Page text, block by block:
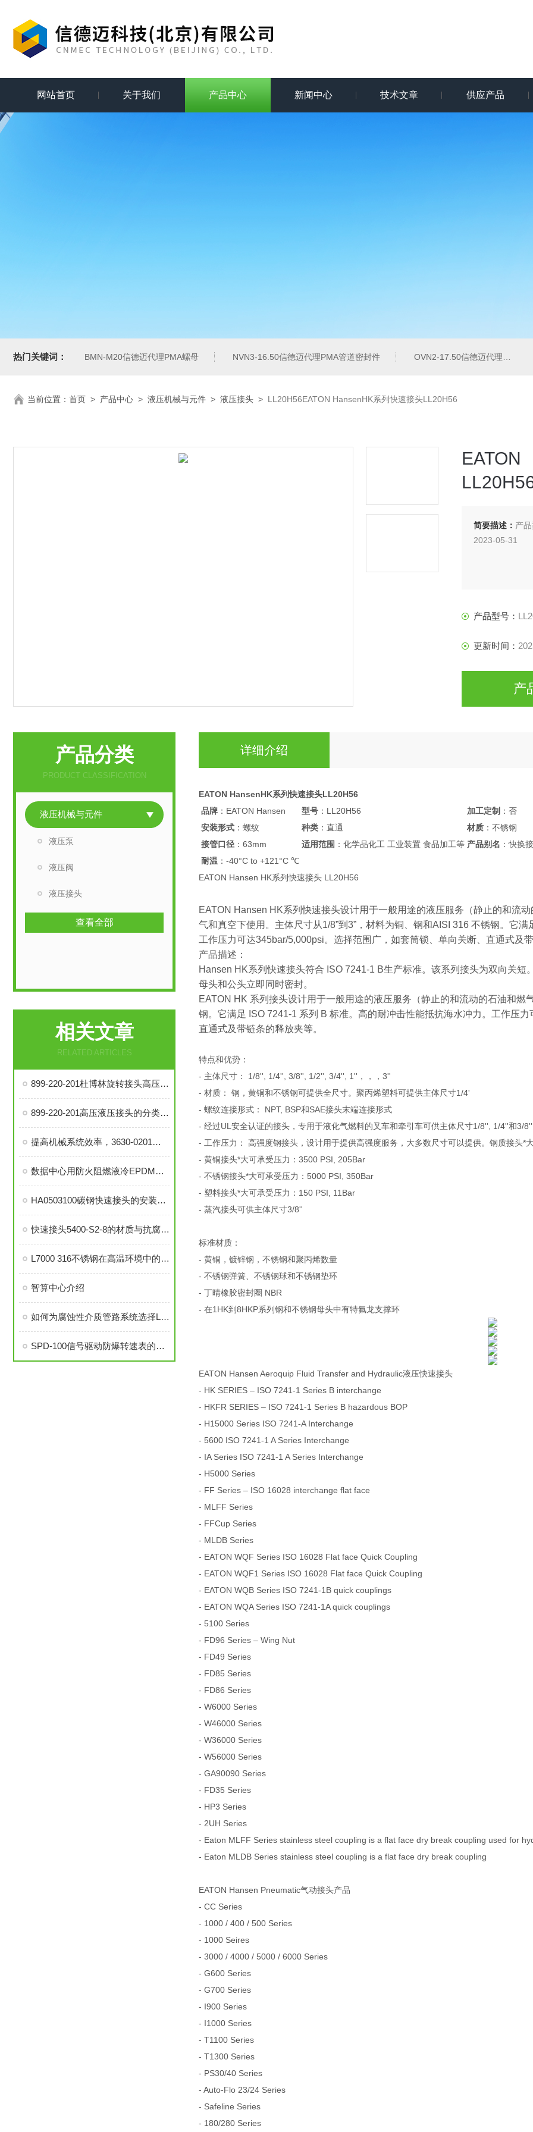
网站首页 关于我们 产品中心 新闻中心 技术文章 供应产品
热门关键词： BMN-M20信德迈代理PMA螺母 NVN3-16.50信德迈代理PMA管道密封件 OVN2-17.50信德迈代理PMA导管夹
当前位置： 首页 > 产品中心 > 液压机械与元件 > 液压接头 > LL20H56EATON HansenHK系列快速接头LL20H56
简要描述： 产
2023-05-31
产品型号：
更新时间：
产
产品分类
PRODUCT CLASSIFICATION
液压机械与元件
液压泵
液压阀
液压接头
查看全部
相关文章
RELATED ARTICLES
899-220-201杜博林旋转接头高压液压接头的安装、调试与维护技巧
899-220-201高压液压接头的分类和注意事项
提高机械系统效率，3630-0201旋转接头的优势分析
数据中心用防火阻燃液冷EPDM橡胶软管-UL94 V0认证
HA0503100碳钢快速接头的安装与维护指南
快速接头5400-S2-8的材质与抗腐蚀性探讨
L7000 316不锈钢在高温环境中的应用与性能分析
智算中心介绍
如何为腐蚀性介质管路系统选择L7000 316不锈钢部件？
SPD-100信号驱动防爆转速表的安装与调试步骤详解
详细介绍
EATON HansenHK系列快速接头LL20H56
品牌 ：EATON Hansen 型号 ：LL20H56 加工定制 ：否
安装形式 ：螺纹 种类 ：直通 材质 ：不锈钢
接管口径 ：63mm 适用范围 ：化学品化工 工业装置 食品加工等 产品别名 ：快换
耐温 ：-40°C to +121°C ℃
EATON Hansen HK系列快速接头 LL20H56
EATON Hansen HK系列快速接头设计用于一般用途的液压服务（静止的和流
气和真空下使用。主体尺寸从1/8”到3”，材料为铜、钢和AISI 316 不锈钢。它
工作压力可达345bar/5,000psi。选择范围广，如套筒锁、单向关断、直通式及带
产品描述：
Hansen HK系列快速接头符合 ISO 7241-1 B生产标准。该系列接头为双向关
母头和公头立即同时密封。
EATON HK 系列接头设计用于一般用途的液压服务（静止的和流动的石油和燃
钢。它满足 ISO 7241-1 系列 B 标准。高的耐冲击性能抵抗海水冲力。工作压
直通式及带链条的释放夹等。
特点和优势：
- 主体尺寸： 1/8'', 1/4'', 3/8'', 1/2'', 3/4'', 1''，，，3''
- 材质： 钢，黄铜和不锈钢可提供全尺寸。聚丙烯塑料可提供主体尺寸1/4'
- 螺纹连接形式： NPT, BSP和SAE接头末端连接形式
- 经过UL安全认证的接头，专用于液化气燃料的叉车和牵引车可供主体尺寸1/8'', 1/4''和3/8''
- 工作压力： 高强度钢接头，设计用于提供高强度服务，大多数尺寸可以提供。钢质接头*
- 黄铜接头*大可承受压力：3500 PSI, 205Bar
- 不锈钢接头*大可承受压力：5000 PSI, 350Bar
- 塑料接头*大可承受压力：150 PSI, 11Bar
- 蒸汽接头可供主体尺寸3/8''
标准材质：
- 黄铜，镀锌钢，不锈钢和聚丙烯数量
- 不锈钢弹簧、不锈钢球和不锈钢垫环
- 丁晴橡胶密封圈 NBR
- 在1HK到8HKP系列钢和不锈钢母头中有特氟龙支撑环
EATON Hansen Aeroquip Fluid Transfer and Hydraulic液压快速接头
- HK SERIES – ISO 7241-1 Series B interchange
- HKFR SERIES – ISO 7241-1 Series B hazardous BOP
- H15000 Series ISO 7241-A Interchange
- 5600 ISO 7241-1 A Series Interchange
- IA Series ISO 7241-1 A Series Interchange
- H5000 Series
- FF Series – ISO 16028 interchange flat face
- MLFF Series
- FFCup Series
- MLDB Series
- EATON WQF Series ISO 16028 Flat face Quick Coupling
- EATON WQF1 Series ISO 16028 Flat face Quick Coupling
- EATON WQB Series ISO 7241-1B quick couplings
- EATON WQA Series ISO 7241-1A quick couplings
- 5100 Series
- FD96 Series – Wing Nut
- FD49 Series
- FD85 Series
- FD86 Series
- W6000 Series
- W46000 Series
- W36000 Series
- W56000 Series
- GA90090 Series
- FD35 Series
- HP3 Series
- 2UH Series
- Eaton MLFF Series stainless steel coupling is a flat face dry break coupling used for
- Eaton MLDB Series stainless steel coupling is a flat face dry break coupling
EATON Hansen Pneumatic气动接头产品
- CC Series
- 1000 / 400 / 500 Series
- 1000 Seires
- 3000 / 4000 / 5000 / 6000 Series
- G600 Series
- G700 Series
- I900 Series
- I1000 Series
- T1100 Series
- T1300 Series
- PS30/40 Series
- Auto-Flo 23/24 Series
- Safeline Series
- 180/280 Series